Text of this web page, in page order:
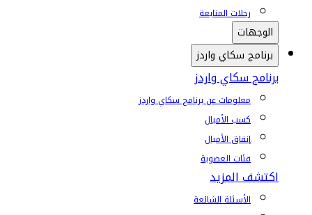
رحلات المتابعة
الوجهات
برنامج سكاي واردز
برنامج سكاي واردز
معلومات عن برنامج سكاي واردز
كسب الأميال
إنفاق الأميال
فئات العضوية
اكتشف المزيد
الأسئلة الشائعة